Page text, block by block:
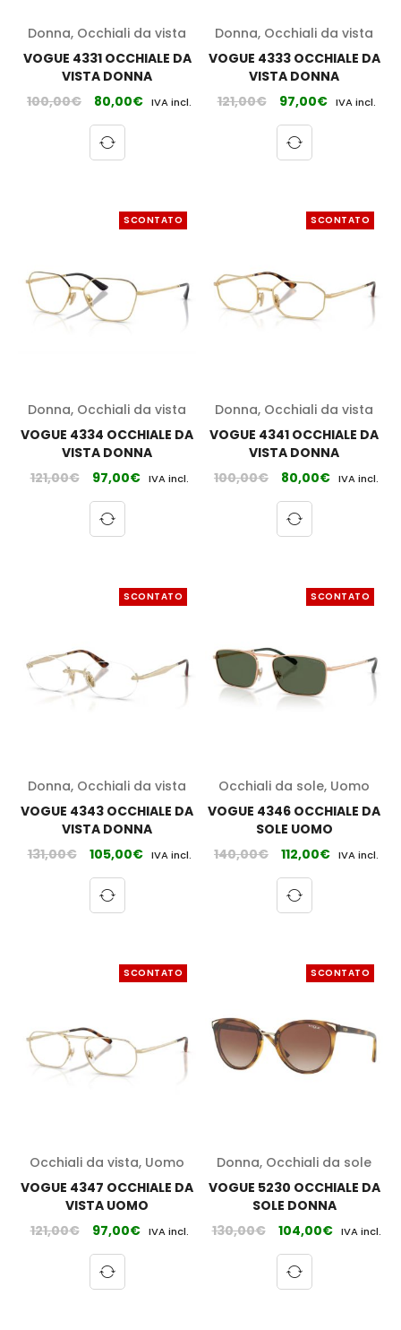
Donna, Occhiali da vista
VOGUE 4331 OCCHIALE DA
VISTA DONNA
100,00€ 80,00€ IVA incl.
Donna, Occhiali da vista
VOGUE 4333 OCCHIALE DA
VISTA DONNA
121,00€ 97,00€ IVA incl.
SCONTATO
Donna, Occhiali da vista
VOGUE 4334 OCCHIALE DA
VISTA DONNA
121,00€ 97,00€ IVA incl.
SCONTATO
Donna, Occhiali da vista
VOGUE 4341 OCCHIALE DA
VISTA DONNA
100,00€ 80,00€ IVA incl.
SCONTATO
Donna, Occhiali da vista
VOGUE 4343 OCCHIALE DA
VISTA DONNA
131,00€ 105,00€ IVA incl.
SCONTATO
Occhiali da sole, Uomo
VOGUE 4346 OCCHIALE DA
SOLE UOMO
140,00€ 112,00€ IVA incl.
SCONTATO
Occhiali da vista, Uomo
VOGUE 4347 OCCHIALE DA
VISTA UOMO
121,00€ 97,00€ IVA incl.
SCONTATO
Donna, Occhiali da sole
VOGUE 5230 OCCHIALE DA
SOLE DONNA
130,00€ 104,00€ IVA incl.